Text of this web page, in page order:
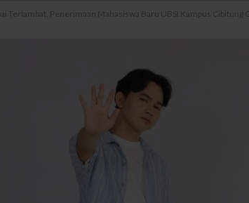
Terlambat, Penerimaan Mahasiswa Baru UBSI Kampus Cibitung